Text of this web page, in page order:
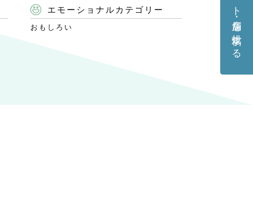
エモーショナルカテゴリー
おもしろい